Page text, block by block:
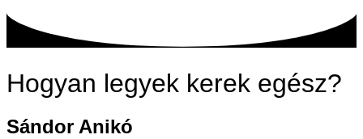
Hogyan legyek kerek egész?
Sándor Anikó